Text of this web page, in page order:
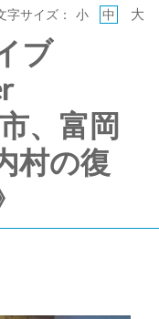
ブ
、富岡
村の復
字サイズ： 小 中 大